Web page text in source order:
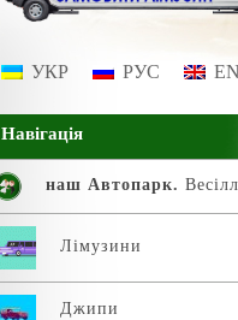
УКР РУС
Навігація
наш Автопарк.
Лімузини
Джипи